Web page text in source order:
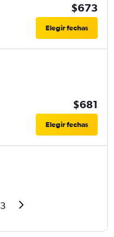
$673
Elegir fechas
$681
Elegir fechas
3